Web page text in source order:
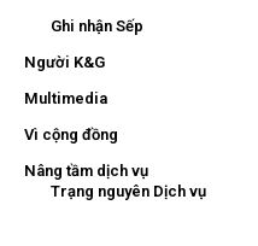
Ghi nhận Sếp
Người K&G
Multimedia
Vì cộng đồng
Nâng tầm dịch vụ
Trạng nguyên Dịch vụ